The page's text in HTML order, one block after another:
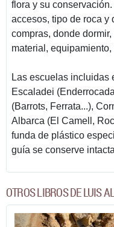
flora y su
accesos, tipo de roca y
compras, donde
material,
Las escuelas incluidas
Escaladei
(Barrots, Ferrata...),
Albarca (El Camell,
funda de plástico
guía se conserve
OTROS LIBROS DE LUIS